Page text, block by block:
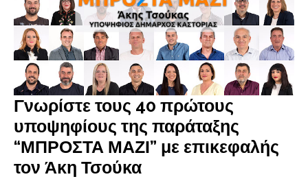
Γνωρίστε τους 40 πρώτους
υποψηφίους της παράταξης
“ΜΠΡΟΣΤΑ ΜΑΖΙ” με επικεφαλής
τον Άκη Τσούκα